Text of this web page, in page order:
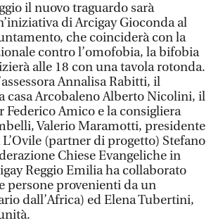
il nuovo traguardo sarà
di Arcigay Gioconda al
che coinciderà con la
contro l’omofobia, la bifobia
alle 18 con una tavola rotonda.
Annalisa Rabitti, il
casa Arcobaleno Alberto Nicolini, il
Federico Amico e la consigliera
Valerio Maramotti, presidente
(partner di progetto) Stefano
Chiese Evangeliche in
Reggio Emilia ha collaborato
persone provenienti da un
dall’Africa) ed Elena Tubertini,